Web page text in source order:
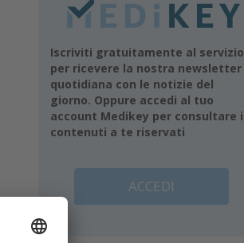
Iscriviti gratuitamente al servizio
per ricevere la nostra newsletter
quotidiana con le notizie del
giorno. Oppure accedi al tuo
account Medikey per consultare i
contenuti a te riservati
ACCEDI